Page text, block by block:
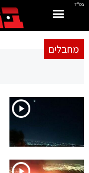
בס"ד
מחבלים